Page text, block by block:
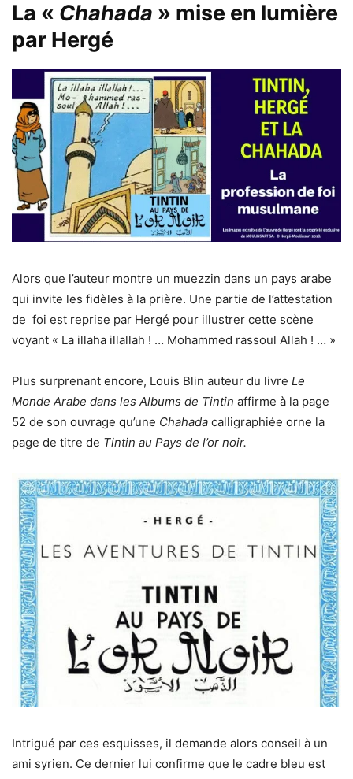
La « Chahada » mise en lumière
par Hergé
Alors que l’auteur montre un muezzin dans un pays arabe
qui invite les fidèles à la prière. Une partie de l’attestation
de foi est reprise par Hergé pour illustrer cette scène
voyant « La illaha illallah ! … Mohammed rassoul Allah ! … »
Plus surprenant encore, Louis Blin auteur du livre Le
Monde Arabe dans les Albums de Tintin affirme à la page
52 de son ouvrage qu’une Chahada calligraphiée orne la
page de titre de Tintin au Pays de l’or noir.
Intrigué par ces esquisses, il demande alors conseil à un
ami syrien. Ce dernier lui confirme que le cadre bleu est